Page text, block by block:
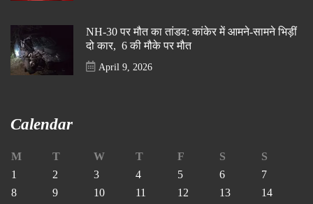
NH-30 पर मौत का तांडव: कांकेर में आमने-सामने भिड़ीं
दो कार, 6 की मौके पर मौत
April 9, 2026
Calendar
M T W T F S
S
1
2 3 4 5 6
7
8
9 10 11 12 13
14